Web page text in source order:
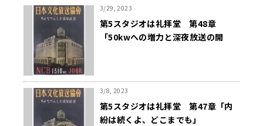
3/29, 2023
第5スタジオは礼拝堂 第48章
「50kwへの増力と深夜放送の開
3/8, 2023
第5スタジオは礼拝堂 第47章「内
紛は続くよ、どこまでも」